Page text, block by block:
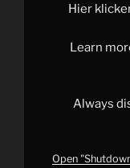
Hier
Learn
Always
Open